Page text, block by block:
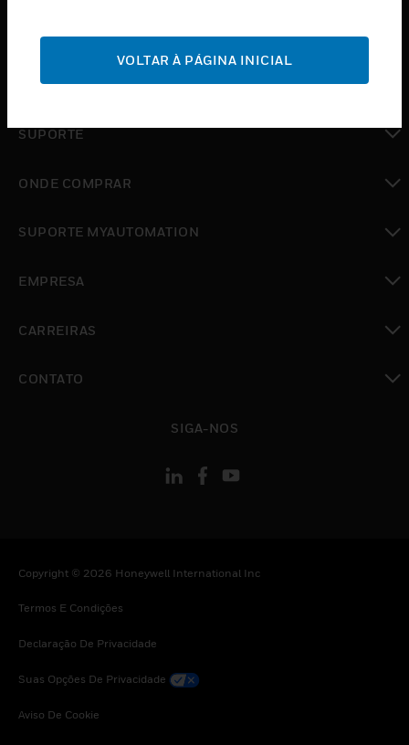
SERVIÇOS
INDUSTRIAS
SUPORTE
ONDE COMPRAR
SUPORTE MYAUTOMATION
EMPRESA
CARREIRAS
CONTATO
SIGA-NOS
Copyright © 2026 Honeywell International Inc
Termos E Condições
Declaração De Privacidade
Suas Opções De Privacidade
Aviso De Cookie
VOLTAR À PÁGINA INICIAL